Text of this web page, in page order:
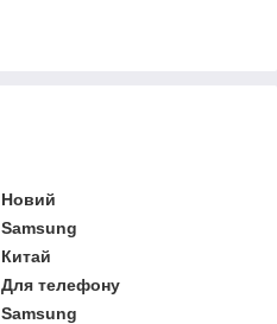
Новий
Samsung
Китай
Для телефону
Samsung